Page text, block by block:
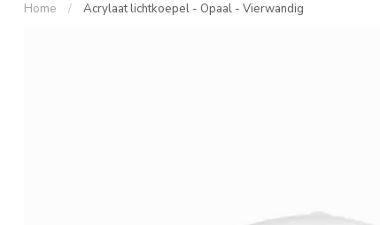
Home / Acrylaat lichtkoepel - Opaal - Vierwandig